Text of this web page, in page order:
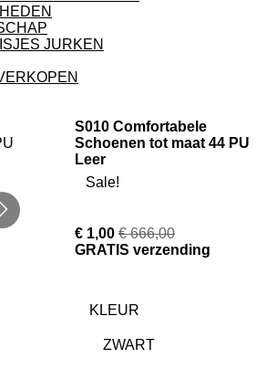
JURKEN
S010 Comfortabele
Schoenen tot maat 44 PU
Leer
Sale!
€ 1,00 € 666,00
GRATIS verzending
KLEUR